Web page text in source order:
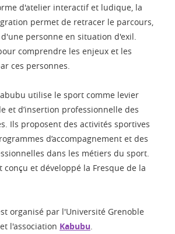
d'atelier interactif et ludique, la
permet de retracer le parcours,
personne en situation d'exil.
comprendre les enjeux et les
ces personnes.
utilise le sport comme levier
et d’insertion professionnelle des
Ils proposent des activités sportives
d’accompagnement et des
dans les métiers du sport.
conçu et développé la Fresque de la
organisé par l'Université Grenoble
et l'association Kabubu